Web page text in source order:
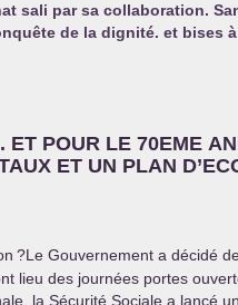
sali par sa collaboration.
de la dignité. et bises à
ET POUR LE 70EME
ET UN PLAN D’
?Le Gouvernement a décidé
des journées portes
la Sécurité Sociale a lancé